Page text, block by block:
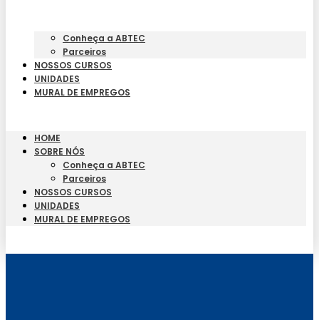
Conheça a ABTEC
Parceiros
NOSSOS CURSOS
UNIDADES
MURAL DE EMPREGOS
HOME
SOBRE NÓS
Conheça a ABTEC
Parceiros
NOSSOS CURSOS
UNIDADES
MURAL DE EMPREGOS